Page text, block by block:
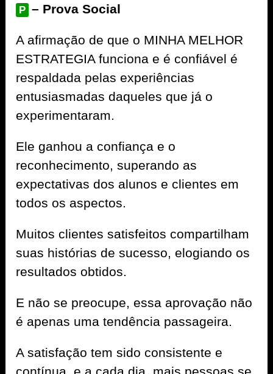
P – Prova Social
A afirmação de que o MINHA MELHOR
ESTRATEGIA funciona e é confiável é
respaldada pelas experiências
entusiasmadas daqueles que já o
experimentaram.
Ele ganhou a confiança e o
reconhecimento, superando as
expectativas dos alunos e clientes em
todos os aspectos.
Muitos clientes satisfeitos compartilham
suas histórias de sucesso, elogiando os
resultados obtidos.
E não se preocupe, essa aprovação não
é apenas uma tendência passageira.
A satisfação tem sido consistente e
contínua, e a cada dia, mais pessoas se